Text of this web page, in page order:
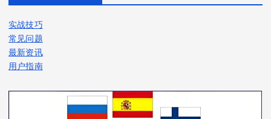
实战技巧
常见问题
最新资讯
用户指南